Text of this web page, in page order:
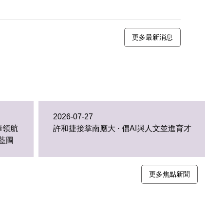
更多最新消息
領航
圖
2026-07-27
許和捷接掌南應大 · 倡AI與人文並進育才
更多焦點新聞